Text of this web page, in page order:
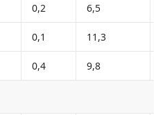
0,2 6,5
0,1 11,3
0,4 9,8